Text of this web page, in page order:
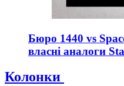
Бюро 1440 vs
власні аналоги
Колонки